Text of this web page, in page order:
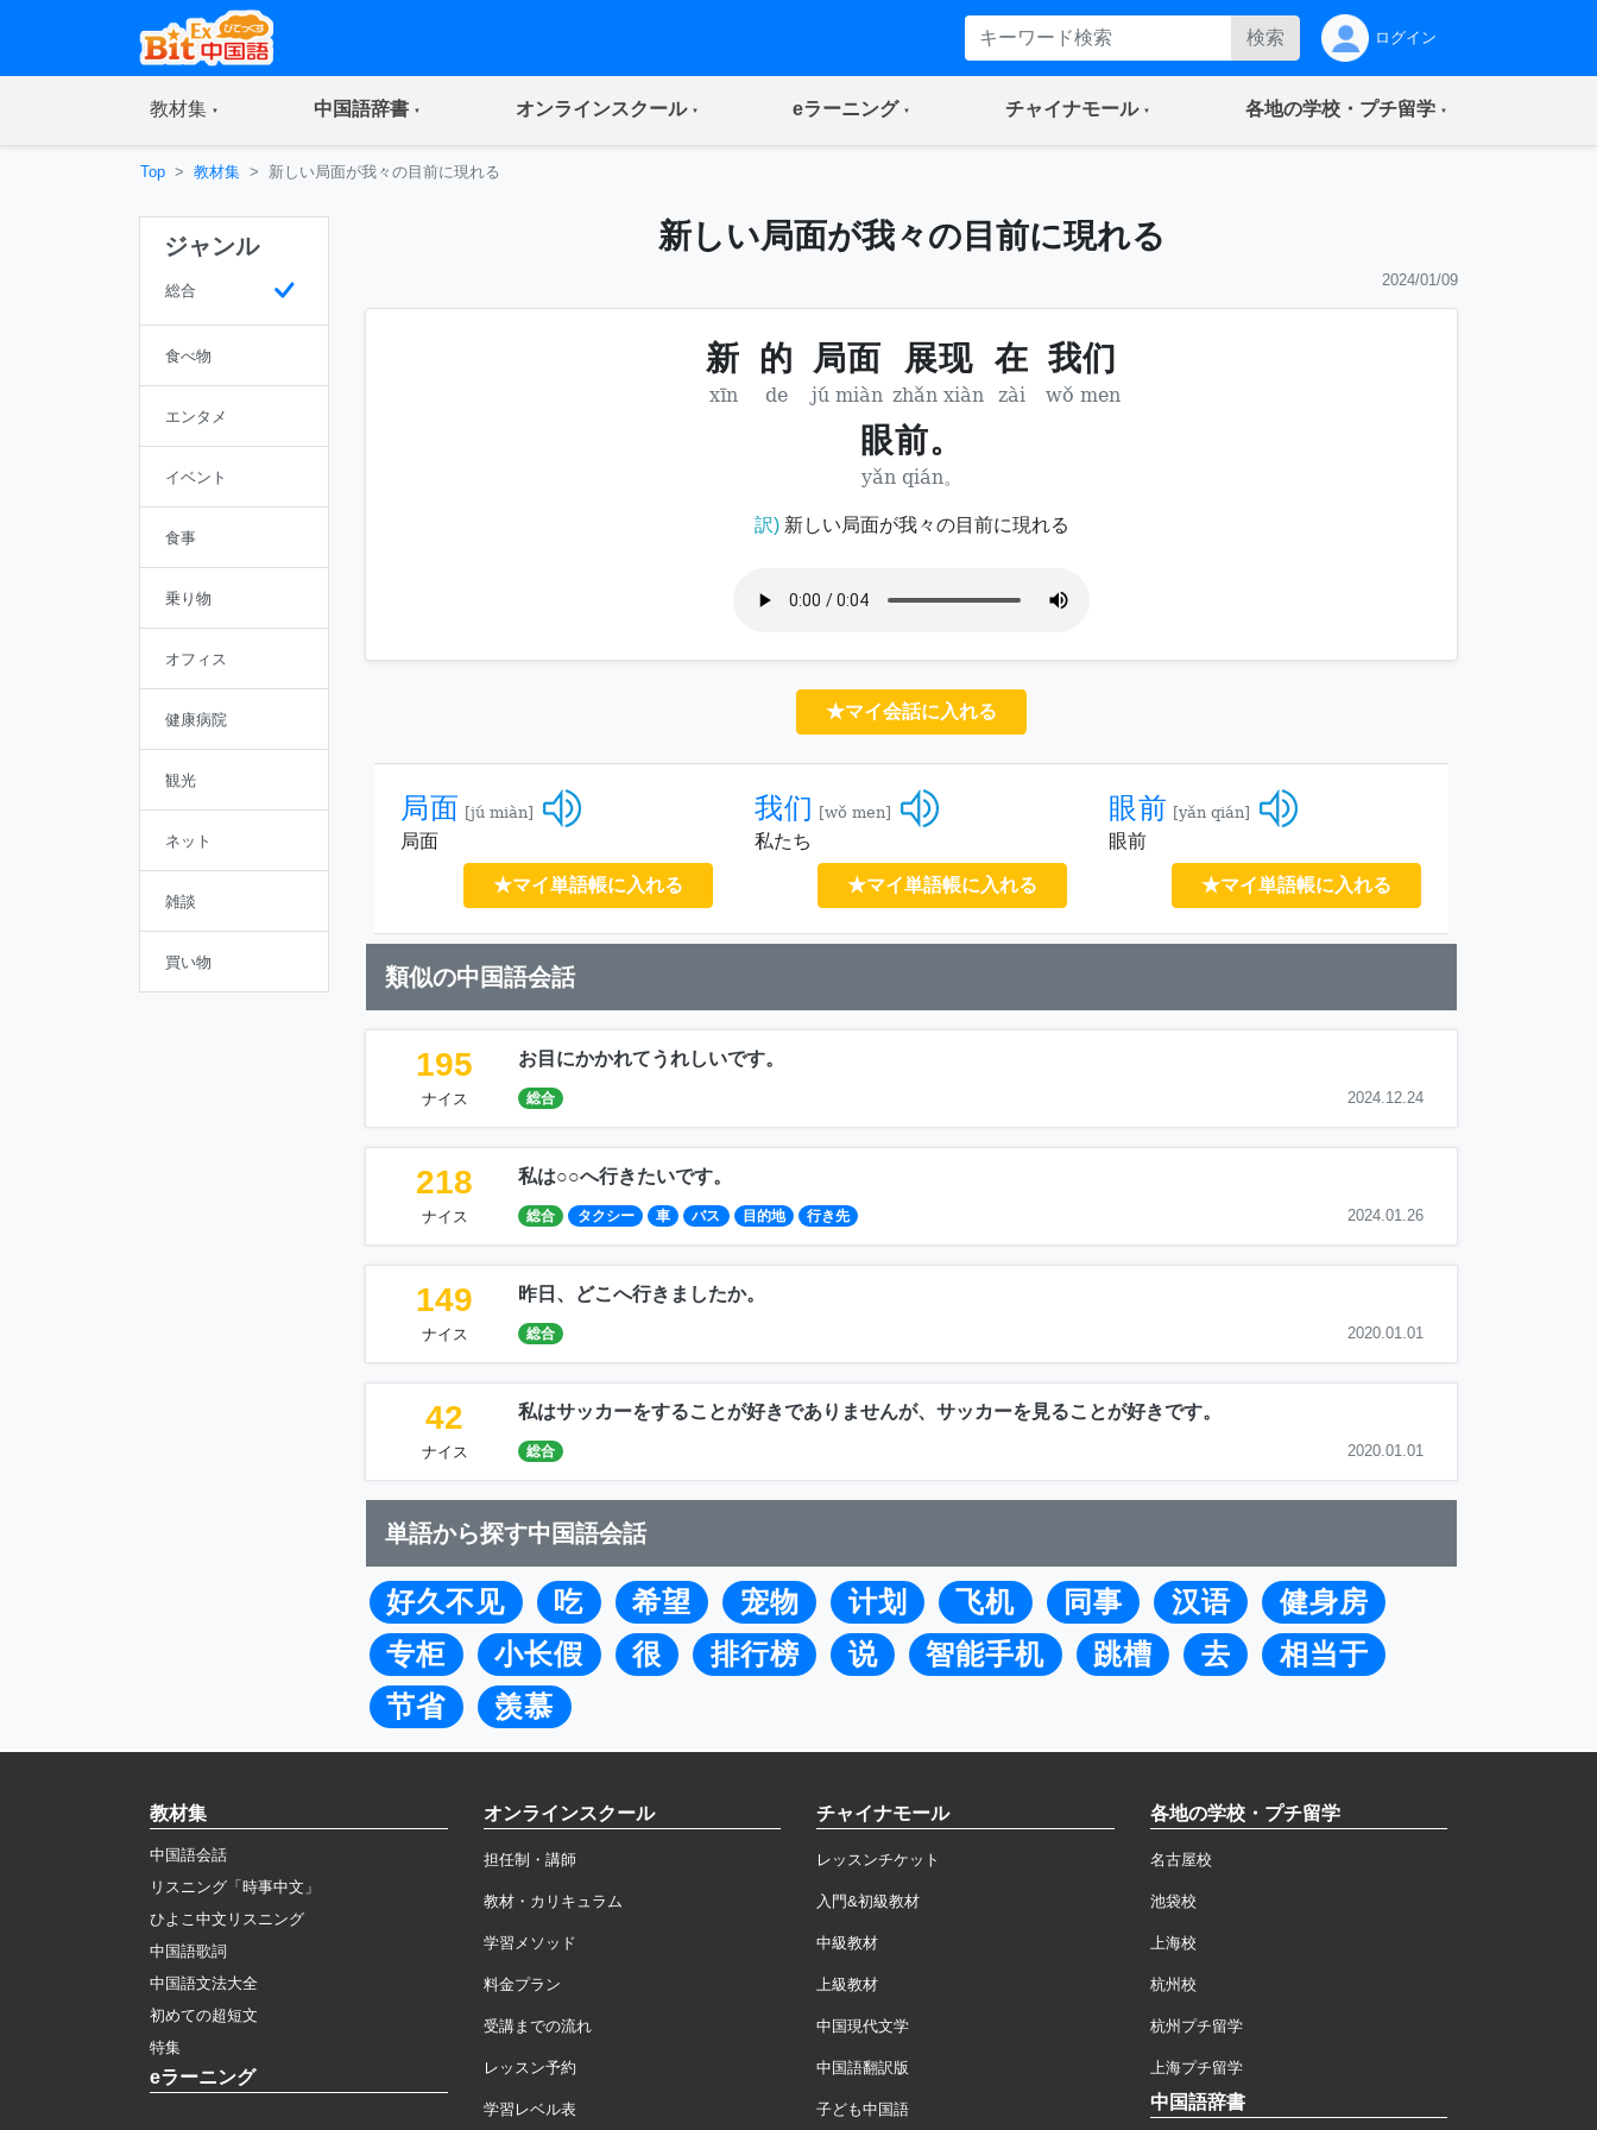
検索 ログイン
教材集(current) 中国語辞書(current) オンラインスクール(current) eラーニング(current) チャイナモール(current) 各地の学校・プチ留学(current)
Top 教材集 新しい局面が我々の目前に現れる
ジャンル
総合
食べ物
エンタメ
イベント
食事
乗り物
オフィス
健康病院
観光
ネット
雑談
買い物
新しい局面が我々の目前に現れる
2024/01/09
新 的 局面 展现 在 我们
xīn de jú miàn zhǎn xiàn zài wǒ men
眼前。
yǎn qián。
訳)新しい局面が我々の目前に現れる
★マイ会話に入れる
局面 [jú miàn]
局面
★マイ単語帳に入れる
我们 [wǒ men]
私たち
★マイ単語帳に入れる
眼前 [yǎn qián]
眼前
★マイ単語帳に入れる
類似の中国語会話
195
ナイス
お目にかかれてうれしいです。
総合 2024.12.24
218
ナイス
私は○○へ行きたいです。
総合 タクシー 車 バス 目的地 行き先 2024.01.26
149
ナイス
昨日、どこへ行きましたか。
総合 2020.01.01
42
ナイス
私はサッカーをすることが好きでありませんが、サッカーを見ることが好きです。
総合 2020.01.01
単語から探す中国語会話
好久不见 吃 希望 宠物 计划 飞机 同事 汉语
健身房
专柜
小长假 很 排行榜 说 智能手机 跳槽 去
相当于
节省
羡慕
教材集
中国語会話
リスニング「時事中文」
ひよこ中文リスニング
中国語歌詞
中国語文法大全
初めての超短文
特集
eラーニング
オンラインスクール
担任制・講師
教材・カリキュラム
学習メソッド
料金プラン
受講までの流れ
レッスン予約
学習レベル表
チャイナモール
レッスンチケット
入門&初級教材
中級教材
上級教材
中国現代文学
中国語翻訳版
子ども中国語
各地の学校・プチ留学
名古屋校
池袋校
上海校
杭州校
杭州プチ留学
上海プチ留学
中国語辞書